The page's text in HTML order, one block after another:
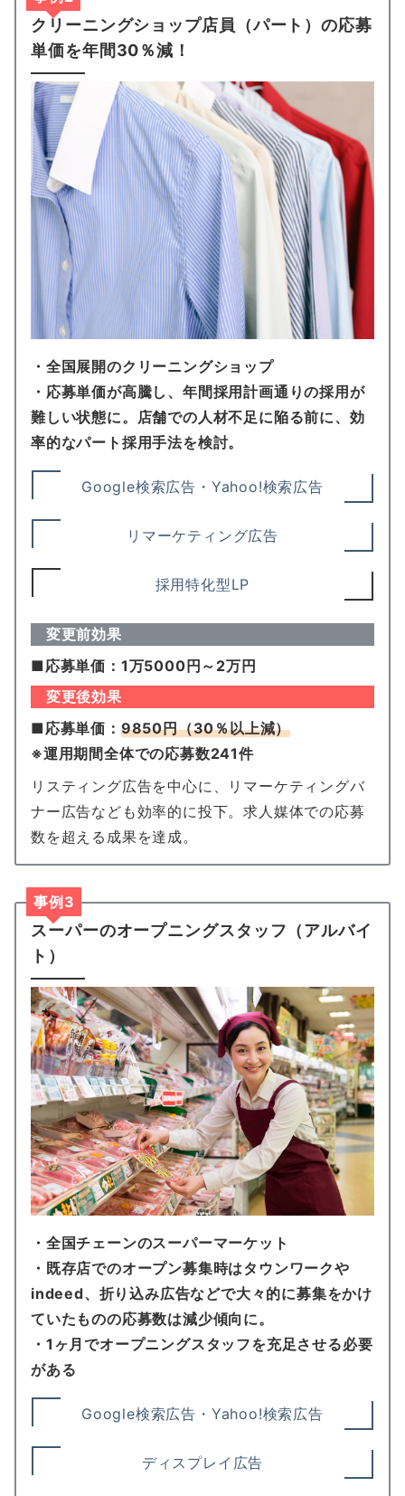
クリーニングショップ店員（パート）の応募
単価を年間30％減！
・全国展開のクリーニングショップ
・ 応募単価が高騰し、年間採用計画通りの採用が
難しい状態に。店舗での人材不足に陥る前に、効
率的なパート採用手法を検討。
Google検索広告・Yahoo!検索広告
リマーケティング広告
採用特化型LP
変更前効果
■応募単価：1万5000円～2万円
変更後効果
■応募単価： 9850円（30％以上減）
※運用期間全体での応募数241件
リスティング広告を中心に、リマーケティングバ
ナー広告なども効率的に投下。求人媒体での応募
数を超える成果を達成。
事例3
スーパーのオープニングスタッフ（アルバイ
ト）
・全国チェーンのスーパーマーケット
・既存店でのオープン募集時はタウンワークや
indeed、折り込み広告などで大々的に募集をかけ
ていたものの応募数は減少傾向に。
・1ヶ月でオープニングスタッフを充足させる必要
がある
Google検索広告・Yahoo!検索広告
ディスプレイ広告